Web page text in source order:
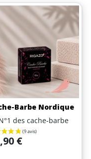
Barbe Nordique
des cache-barbe
€